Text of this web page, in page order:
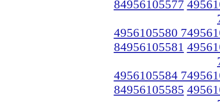
84956105577
4956105580
84956105581
4956105584
84956105585